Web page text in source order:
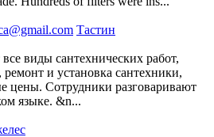
Тастин
виды сантехнических работ,
и установка сантехники,
цены. Сотрудники разговаривают
языке. &n...